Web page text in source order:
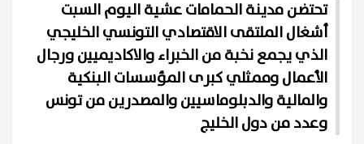
تحتضن مدينة الحمامات عشية اليوم السبت
أشغال الملتقى الاقتصادي التونسي الخليجي
الذي يجمع نخبة من الخبراء والاكاديميين ورجال
الأعمال وممثلي كبرى المؤسسات البنكية
والمالية والدبلوماسيين والمصدرين من تونس
وعدد من دول الخليج